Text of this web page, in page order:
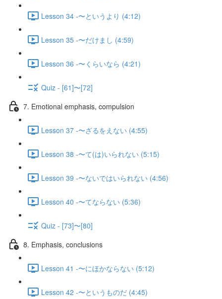
Lesson 34 -〜というより (4:12)
Lesson 35 -〜だけまし (4:59)
Lesson 36 -〜くらいなら (4:21)
Quiz - [61]〜[72]
7. Emotional emphasis, compulsion
Lesson 37 -〜ざるをえない (4:55)
Lesson 38 -〜て(は)いられない (5:15)
Lesson 39 -〜ないではいられない (4:56)
Lesson 40 -〜てならない (5:36)
Quiz - [73]〜[80]
8. Emphasis, conclusions
Lesson 41 -〜にほかならない (5:12)
Lesson 42 -〜というものだ (4:45)